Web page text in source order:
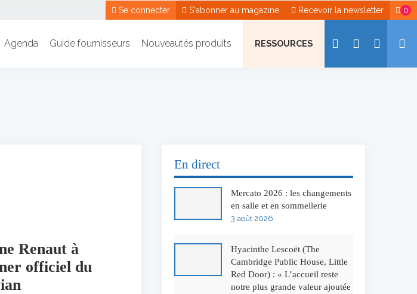
0
Recevoir la newsletter
S'abonner au magazine
Se connecter
Agenda Guide fournisseurs Nouveautés produits RESSOURCES
Renaut à
officiel du
En direct
Mercato 2026 : les changements
en salle et en sommellerie
3 août 2026
Hyacinthe Lescoët (The
Cambridge Public House, Little
Red Door) : « L’accueil reste
notre plus grande valeur ajoutée